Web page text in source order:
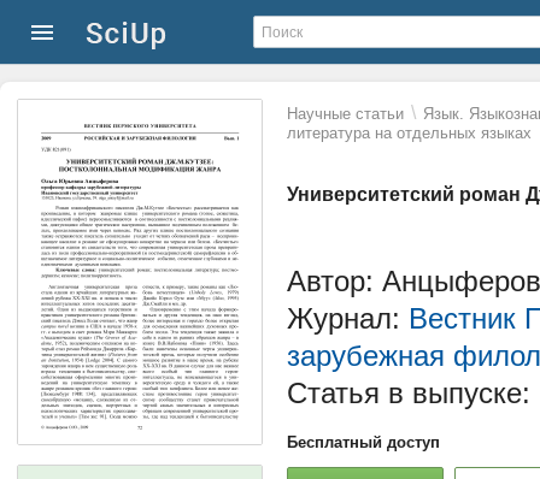
Научные статьи \ Язык.
литература на отдельных языках
Университетский роман
Автор:
Журнал: Вестник
зарубежная
Статья в выпуске:
Бесплатный доступ